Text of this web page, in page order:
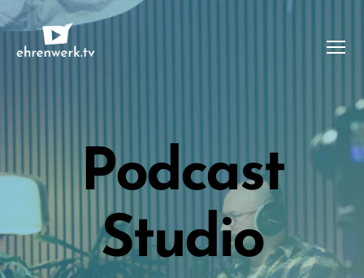
Podcast
Studio